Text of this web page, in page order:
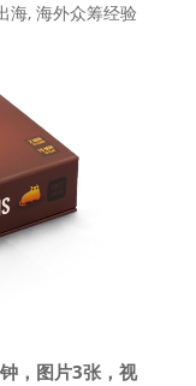
海, 海外众筹经验
，图片3张，视